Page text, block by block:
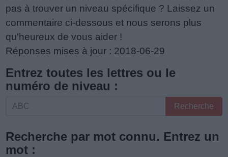
pas à trouver un niveau spécifique ? Laissez un
commentaire ci-dessous et nous serons plus
qu'heureux de vous aider !
Réponses mises à jour : 2018-06-29
Entrez toutes les lettres ou le
numéro de niveau :
Entrez
les
lettres
Recherche
Recherche par mot connu. Entrez un
mot :